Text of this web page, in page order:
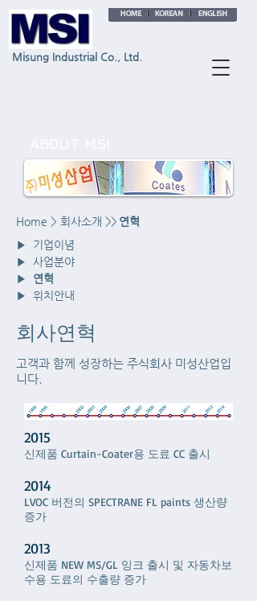
Misung Industrial Co., Ltd.
Home > 회사소개 >> 연혁
▶ 기업이념
▶ 사업분야
▶ 연혁
▶ 위치안내
회사연혁
고객과 함께 성장하는 주식회사 미성산업입
니다.
2015
신제품 Curtain-Coater용 도료 CC 출시
2014
LVOC 버전의 SPECTRANE FL paints 생산량
증가
2013
신제품 NEW MS/GL 잉크 출시 및 자동차보
수용 도료의 수출량 증가